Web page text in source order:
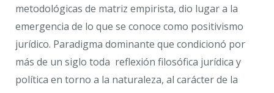
metodológicas de matriz empirista, dio lugar a la
emergencia de lo que se conoce como positivismo
jurídico. Paradigma dominante que condicionó por
más de un siglo toda reflexión filosófica jurídica y
política en torno a la naturaleza, al carácter de la